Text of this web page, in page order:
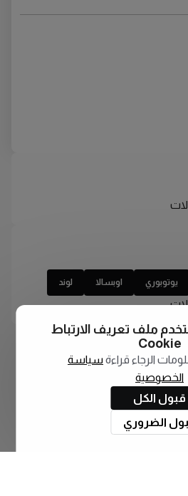
يوتوبوري اوبسالا لوند
ملف تعريف الارتباط
Cookie
الرجاء قراءة سياسة
الخصوصية
قبول الكل
الضروري